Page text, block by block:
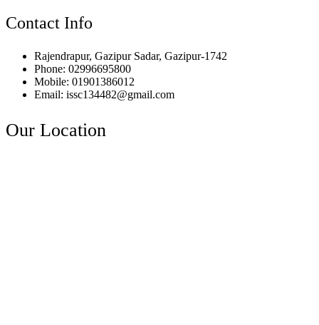
Contact Info
Rajendrapur, Gazipur Sadar, Gazipur-1742
Phone: 02996695800
Mobile: 01901386012
Email: issc134482@gmail.com
Our Location